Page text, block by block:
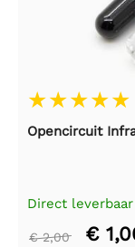
Opencircuit
Direct leverbaar
€ 2,00 €